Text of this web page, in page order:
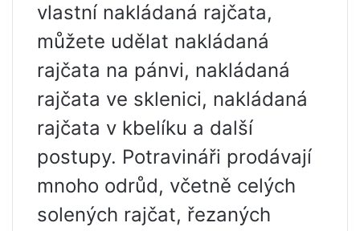
vlastní nakládaná rajčata,
můžete udělat nakládaná
rajčata na pánvi, nakládaná
rajčata ve sklenici, nakládaná
rajčata v kbelíku a další
postupy. Potravináři prodávají
mnoho odrůd, včetně celých
solených rajčat, řezaných